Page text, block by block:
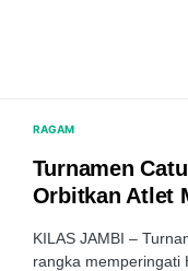
RAGAM
Turnamen
Orbitkan Atlet
KILAS JAMBI –
rangka memperingati